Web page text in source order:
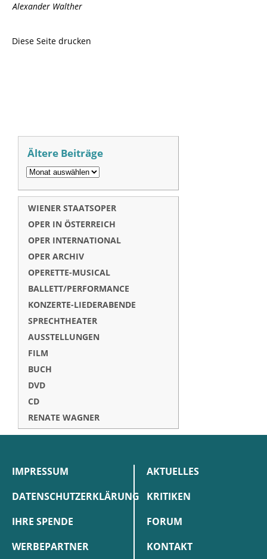
Alexander Walther
Diese Seite drucken
Ältere Beiträge
WIENER STAATSOPER
OPER IN ÖSTERREICH
OPER INTERNATIONAL
OPER ARCHIV
OPERETTE-MUSICAL
BALLETT/PERFORMANCE
KONZERTE-LIEDERABENDE
SPRECHTHEATER
AUSSTELLUNGEN
FILM
BUCH
DVD
CD
RENATE WAGNER
IMPRESSUM
DATENSCHUTZERKLÄRUNG
IHRE SPENDE
WERBEPARTNER
AKTUELLES
KRITIKEN
FORUM
KONTAKT